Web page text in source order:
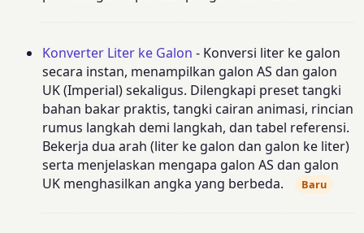
Konverter Liter ke Galon - Konversi liter ke galon
secara instan, menampilkan galon AS dan galon
UK (Imperial) sekaligus. Dilengkapi preset tangki
bahan bakar praktis, tangki cairan animasi, rincian
rumus langkah demi langkah, dan tabel referensi.
Bekerja dua arah (liter ke galon dan galon ke liter)
serta menjelaskan mengapa galon AS dan galon
UK menghasilkan angka yang berbeda.
Baru